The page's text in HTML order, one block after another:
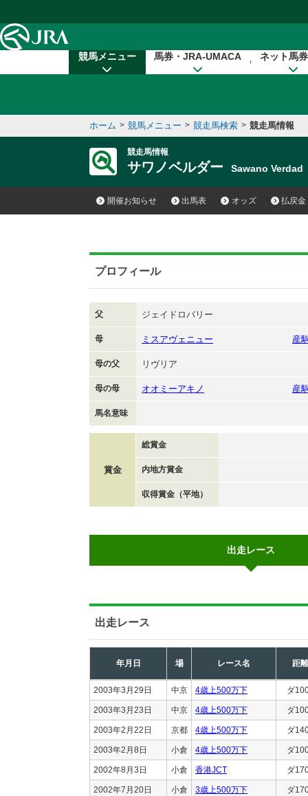
競馬メニュー 馬券・JRA-UMACA ネット馬
ホーム > 競馬メニュー > 競走馬検索 > 競走馬情報
競走馬情報
サワノベルダー Sawano Verdad
開催お知らせ 出馬表 オッズ 払戻金
プロフィール
父 ジェイドロバリー
母 ミスアヴェニュー 産
母の父 リヴリア
母の母 オオミーアキノ 産
馬名意味
賞金
総賞金
内地方賞金
収得賞金（平地）
出走レース
出走レース
年月日 場 レース名 距離
2003年3月29日 中京 4歳上500万下 ダ
2003年3月23日 中京 4歳上500万下 ダ
2003年2月22日 京都 4歳上500万下 ダ
2003年2月8日 小倉 4歳上500万下 ダ
2002年8月3日 小倉 香港JCT ダ
2002年7月20日 小倉 3歳上500万下 ダ